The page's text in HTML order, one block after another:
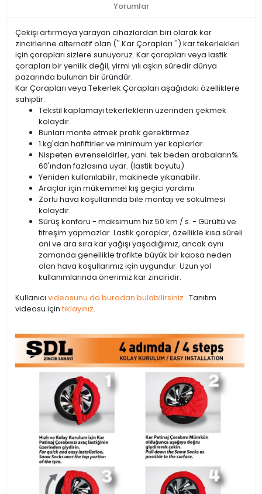
Yorumlar
Çekişi artırmaya yarayan cihazlardan biri olarak kar
zincirlerine alternatif olan ('' Kar Çorapları '') kar tekerlekleri
için çorapları sizlere sunuyoruz. Kar çorapları veya lastik
çorapları bir yenilik değil, yirmi yılı aşkın süredir dünya
pazarında bulunan bir üründür.
Kar Çorapları veya Tekerlek Çorapları aşağıdaki özelliklere
sahiptir:
Tekstil kaplamayı tekerleklerin üzerinden çekmek
kolaydır.
Bunları monte etmek pratik gerektirmez.
1 kg'dan hafiftirler ve minimum yer kaplarlar.
Nispeten evrenseldirler, yani. tek beden arabaların%
60'ından fazlasına uyar. (lastik boyutu)
Yeniden kullanılabilir, makinede yıkanabilir.
Araçlar için mükemmel kış geçici yardımı
Zorlu hava koşullarında bile montajı ve sökülmesi
kolaydır.
Sürüş konforu - maksimum hız 50 km / s. - Gürültü ve
titreşim yapmazlar. Lastik çoraplar, özellikle kısa süreli
ani ve ara sıra kar yağışı yaşadığımız, ancak aynı
zamanda genellikle trafikte büyük bir kaosa neden
olan hava koşullarımız için uygundur. Uzun yol
kullanımlarında önerimiz kar zinciridir.
Kullanıcı videosunu da buradan bulabilirsiniz . Tanıtım
videosu için tıklayınız.